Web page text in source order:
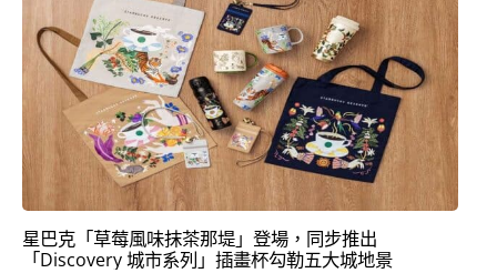
星巴克「草莓風味抹茶那堤」登場，同步推出
「Discovery 城市系列」插畫杯勾勒五大城地景